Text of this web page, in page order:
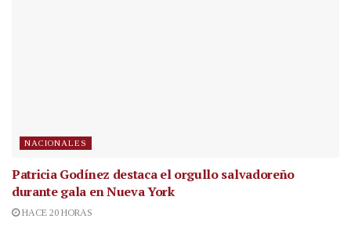
NACIONALES
Patricia Godínez destaca el orgullo salvadoreño
durante gala en Nueva York
HACE 20 HORAS